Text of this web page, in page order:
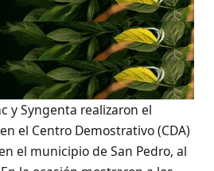
y Syngenta realizaron el
el Centro Demostrativo (CDA)
el municipio de San Pedro, al